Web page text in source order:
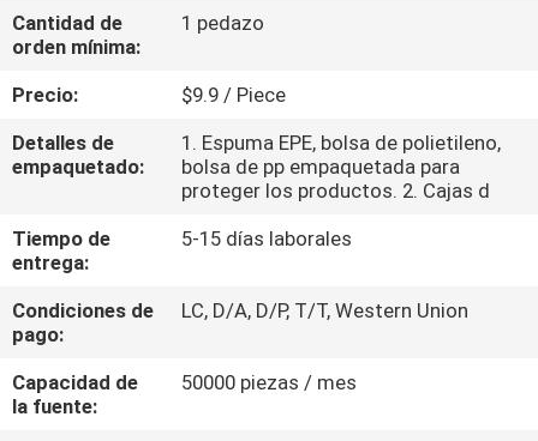
DE
CALIDAD
CONTACTA
CON
NOSOTROS
NOTICIAS
Cantidad de
orden mínima:
1 pedazo
Precio:
$9.9 / Piece
Detalles de
empaquetado:
1. Espuma EPE, bolsa de polietileno,
bolsa de pp empaquetada para
proteger los productos. 2. Cajas d
Tiempo de
entrega:
5-15 días laborales
Condiciones de
pago:
LC, D/A, D/P, T/T, Western Union
Capacidad de
la fuente:
50000 piezas / mes